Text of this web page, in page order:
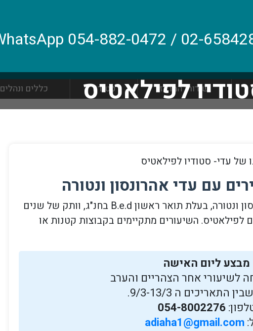
שירותי המרכז סטודיו כללים ונהלים לפילאטיס
עם עדי אהרונסון ונטורה
בהדרכתה המקצועית של עדי אהרונסון ונטורה, בעלת תואר ראשון B.e.d בחנ"ג, וותק של שנים
השיעורים מתקיימים בקבוצות קטנות או
מבצע ליום האישה
התאריכים ה 9/3-13/3.
054-8002276
adiaha1@gmail.com